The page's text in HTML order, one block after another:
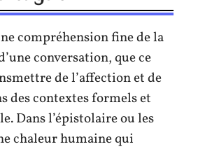
compréhension fine de la
conversation, que ce
de l’affection et de
des contextes formels et
Dans l’épistolaire ou les
chaleur humaine qui